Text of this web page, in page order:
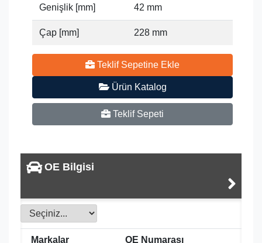
Genişlik [mm] 42 mm
Çap [mm] 228 mm
Teklif Sepetine Ekle
Ürün Katalog
Teklif Sepeti
OE Bilgisi
Markalar OE Numarası